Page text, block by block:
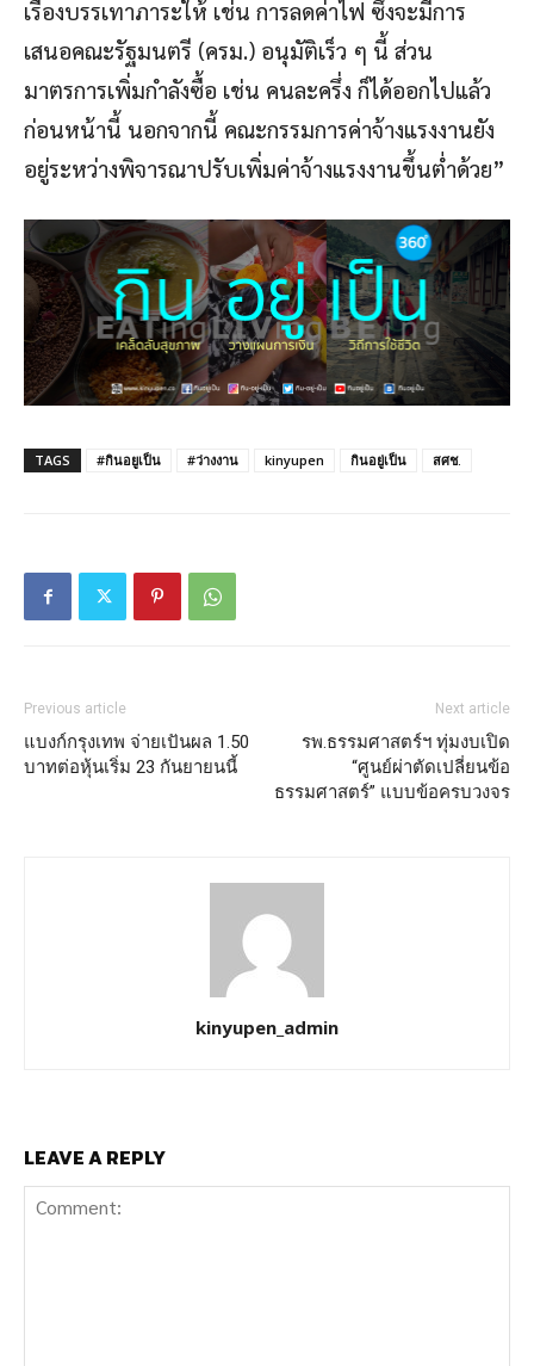
เรื่องบรรเทาภาระให้ เช่น การลดค่าไฟ ซึ่งจะมีการ
เสนอคณะรัฐมนตรี (ครม.) อนุมัติเร็ว ๆ นี้ ส่วน
มาตรการเพิ่มกำลังซื้อ เช่น คนละครึ่ง ก็ได้ออกไปแล้ว
ก่อนหน้านี้ นอกจากนี้ คณะกรรมการค่าจ้างแรงงานยัง
อยู่ระหว่างพิจารณาปรับเพิ่มค่าจ้างแรงงานขึ้นต่ำด้วย”
TAGS #กินอยูเป็น #ว่างงาน kinyupen กินอยู่เป็น สศช.
Previous article
แบงก์กรุงเทพ จ่ายเปันผล 1.50
บาทต่อหุ้นเริ่ม 23 กันยายนนี้
Next article
รพ.ธรรมศาสตร์ฯ ทุ่มงบเปิด
“ศูนย์ผ่าตัดเปลี่ยนข้อ
ธรรมศาสตร์” แบบข้อครบวงจร
kinyupen_admin
LEAVE A REPLY